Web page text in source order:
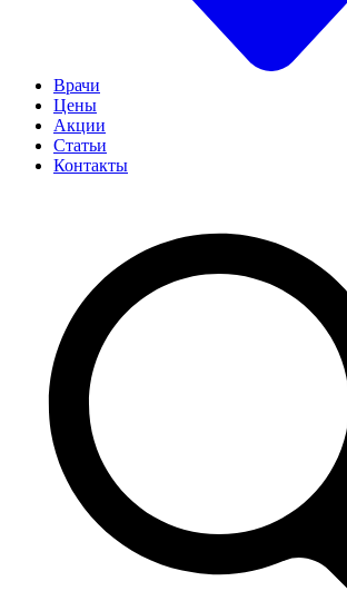
Врачи
Цены
Акции
Статьи
Контакты